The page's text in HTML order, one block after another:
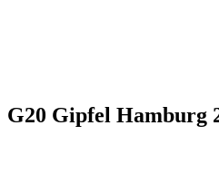
G20 Gipfel Hamburg